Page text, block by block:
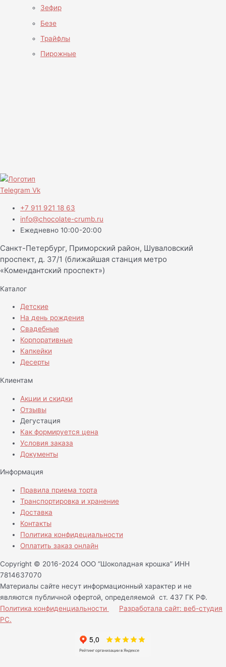
Зефир
Безе
Трайфлы
Пирожные
Telegram Vk
+7 911 921 18 63
info@chocolate-crumb.ru
Ежедневно 10:00-20:00
Санкт-Петербург, Приморский район, Шуваловский
проспект, д. 37/1 (ближайшая станция метро
«Комендантский проспект»)
Каталог
Детские
На день рождения
Свадебные
Корпоративные
Капкейки
Десерты
Клиентам
Акции и скидки
Отзывы
Дегустация
Как формируется цена
Условия заказа
Документы
Информация
Правила приема торта
Транспортировка и хранение
Доставка
Контакты
Политика конфидециальности
Оплатить заказ онлайн
Copyright © 2016-2024 ООО “Шоколадная крошка” ИНН
7814637070
Материалы сайте несут информационный характер и не
являются публичной офертой, определяемой ст. 437 ГК РФ.
Политика конфиденциальности
Разработала сайт: веб-студия
РС.